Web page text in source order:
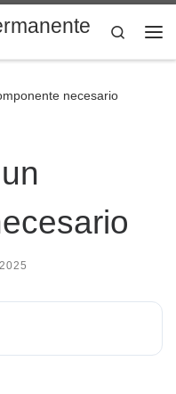
Search
necesario